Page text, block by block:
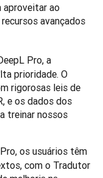
aproveitar ao
avançados
Pro, a
prioridade. O
rigorosas leis de
e os dados dos
treinar nossos
os usuários têm
com o Tradutor